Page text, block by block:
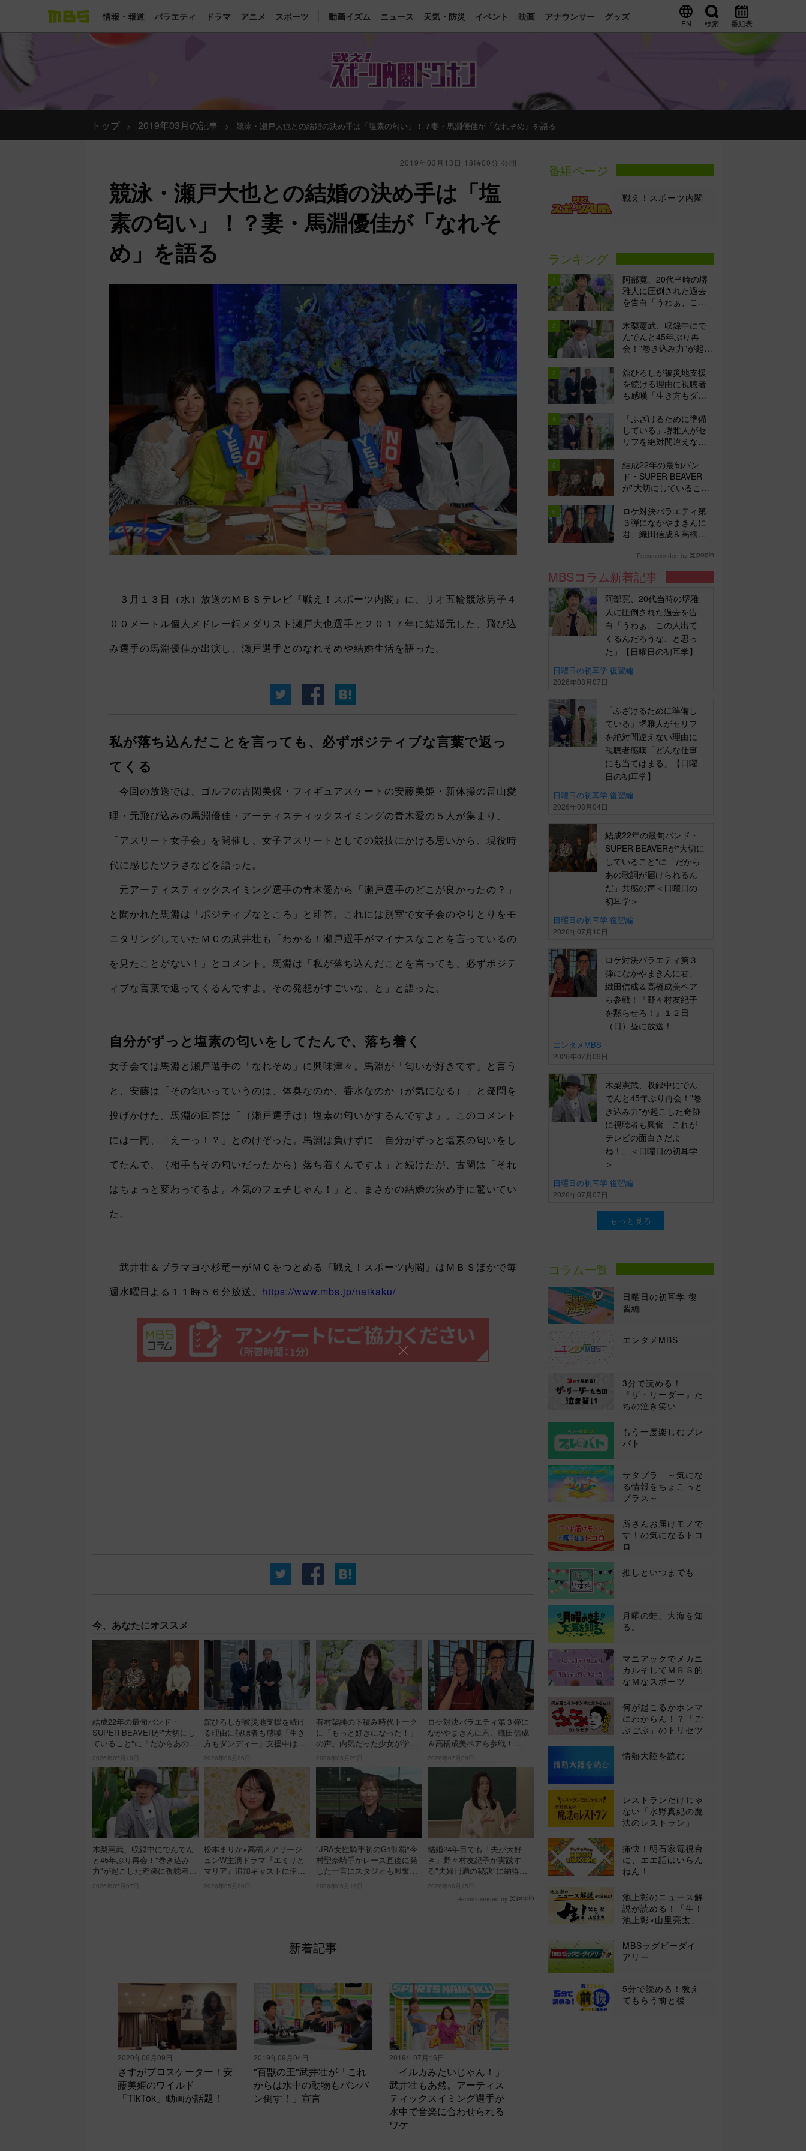
情報・報道 バラエティ ドラマ アニメ スポーツ 動画イズム ニュース 天気・防災 イベント 映画 アナウンサー グッズ
EN 検索 番組表
トップ 2019年03月の記事 競泳・瀬戸大也との結婚の決め手は「塩素の匂い」！？妻・馬淵優佳が「なれそめ」を語る
2019年03月13日 18時00分 公開
競泳・瀬戸大也との結婚の決め手は「塩
素の匂い」！？妻・馬淵優佳が「なれそ
め」を語る
３月１３日（水）放送のＭＢＳテレビ『戦え！スポーツ内閣』に、リオ五輪競泳男子４
００メートル個人メドレー銅メダリスト瀬戸大也選手と２０１７年に結婚元した、飛び込
み選手の馬淵優佳が出演し、瀬戸選手とのなれそめや結婚生活を語った。
私が落ち込んだことを言っても、必ずポジティブな言葉で返っ
てくる
今回の放送では、ゴルフの古閑美保・フィギュアスケートの安藤美姫・新体操の畠山愛
理・元飛び込みの馬淵優佳・アーティスティックスイミングの青木愛の５人が集まり、
「アスリート女子会」を開催し、女子アスリートとしての競技にかける思いから、現役時
代に感じたツラさなどを語った。
元アーティスティックスイミング選手の青木愛から「瀬戸選手のどこが良かったの？」
と聞かれた馬淵は「ポジティブなところ」と即答。これには別室で女子会のやりとりをモ
ニタリングしていたＭＣの武井壮も「わかる！瀬戸選手がマイナスなことを言っているの
を見たことがない！」とコメント。馬淵は「私が落ち込んだことを言っても、必ずポジテ
ィブな言葉で返ってくるんですよ。その発想がすごいな、と」と語った。
自分がずっと塩素の匂いをしてたんで、落ち着く
女子会では馬淵と瀬戸選手の「なれそめ」に興味津々。馬淵が「匂いが好きです」と言う
と、安藤は「その匂いっていうのは、体臭なのか、香水なのか（が気になる）」と疑問を
投げかけた。馬淵の回答は「（瀬戸選手は）塩素の匂いがするんですよ」。このコメント
には一同、「えーっ！？」とのけぞった。馬淵は負けずに「自分がずっと塩素の匂いをし
てたんで、（相手もその匂いだったから）落ち着くんですよ」と続けたが、古閑は「それ
はちょっと変わってるよ。本気のフェチじゃん！」と、まさかの結婚の決め手に驚いてい
た。
武井壮＆ブラマヨ小杉竜一がＭＣをつとめる『戦え！スポーツ内閣』はＭＢＳほかで毎
週水曜日よる１１時５６分放送。 https://www.mbs.jp/naikaku/
今、あなたにオススメ
結成22年の最旬バンド・
SUPER BEAVERが"大切にし
ていること"に「だからあの歌
詞が届けられるんだ」共感の
声＜日曜日の初耳学＞
2026年07月10日
舘ひろしが被災地支援を続け
る理由に視聴者も感嘆「生き
方もダンディー」支援中は風
呂にも入らず寝袋で寝泊まり
【日曜日の初耳学】
2026年06月26日
有村架純の下積み時代トーク
に「もっと好きになった！」
の声。内気だった少女が学ん
だ"感情の爆発"と"内側から役
を作ること"【日曜日の初耳
学】
2026年05月20日
ロケ対決バラエティ第３弾に
なかやまきんに君、織田信成
＆高橋成美ペアら参戦！
『野々村友紀子を黙らせ
ろ！』１２日（日）昼に放
2026年07月09日
木梨憲武、収録中にでんでん
と45年ぶり再会！"巻き込み
力"が起こした奇跡に視聴者も
興奮「これがテレビの面白さ
だよね！」＜日曜日の初耳学
2026年07月07日
松本まりか×高橋メアリージ
ュンW主演ドラマ『エミリと
マリア』追加キャストに伊藤
万理華が決定！
2026年05月20日
"JRA女性騎手初のG1制覇"今
村聖奈騎手がレース直後に発
した一言にスタジオも興奮
「これはしびれる！」＜日曜
日の初耳学＞
2026年06月19日
結婚24年目でも「夫が大好
き」野々村友紀子が実践す
る"夫婦円満の秘訣"に納得の
声「ほんとにその通り！」＜
日曜日の初耳学＞
2026年06月15日
Recommended by
新着記事
2020年06月09日
さすがプロスケーター！安
藤美姫のワイルド
「TikTok」動画が話題！
2019年09月04日
"百獣の王"武井壮が「これ
からは水中の動物もバンバ
ン倒す！」宣言
2019年07月16日
「イルカみたいじゃん！」
武井壮もあ然。アーティス
ティックスイミング選手が
水中で音楽に合わせられる
ワケ
番組ページ
戦え！スポーツ内閣
ランキング
阿部寛、20代当時の堺
雅人に圧倒された過去
を告白「うわぁ、この
な、と思った」【日曜
日の初耳学】
木梨憲武、収録中にで
んでんと45年ぶり再
会！"巻き込み力"が起こ
奮「これがテレビの面
白さだよね！」＜日曜
日の初耳学＞
舘ひろしが被災地支援
を続ける理由に視聴者
も感嘆「生き方もダン
にも入らず寝袋で寝泊
まり【日曜日の初耳
学】
「ふざけるために準備
している」堺雅人がセ
リフを絶対間違えない
んな仕事にも当てはま
る」【日曜日の初耳
学】
結成22年の最旬バン
ド・SUPER BEAVER
が"大切にしているこ
が届けられるんだ」共
感の声＜日曜日の初耳
学＞
ロケ対決バラエティ第
３弾になかやまきんに
君、織田信成＆高橋成
村友紀子を黙らせ
に放送！
Recommended by
MBSコラム新着記事
阿部寛、20代当時の堺雅
人に圧倒された過去を告
白「うわぁ、この人出て
くるんだろうな、と思っ
た」【日曜日の初耳学】
日曜日の初耳学 復習編
2026年08月07日
「ふざけるために準備し
ている」堺雅人がセリフ
を絶対間違えない理由に
視聴者感嘆「どんな仕事
にも当てはまる」【日曜
日の初耳学】
日曜日の初耳学 復習編
2026年08月04日
結成22年の最旬バンド・
SUPER BEAVERが"大切に
していること"に「だから
あの歌詞が届けられるん
だ」共感の声＜日曜日の
初耳学＞
日曜日の初耳学 復習編
2026年07月10日
ロケ対決バラエティ第３
弾になかやまきんに君、
織田信成＆高橋成美ペア
ら参戦！『野々村友紀子
を黙らせろ！』１２日
（日）昼に放送！
エンタメMBS
2026年07月09日
木梨憲武、収録中にでん
でんと45年ぶり再会！"巻
き込み力"が起こした奇跡
に視聴者も興奮「これが
テレビの面白さだよ
ね！」＜日曜日の初耳学
＞
日曜日の初耳学 復習編
2026年07月07日
もっと見る
コラム一覧
日曜日の初耳学 復
習編
エンタメMBS
3分で読める！
『ザ・リーダー』た
ちの泣き笑い
もう一度楽しむプレ
バト
サタプラ ～気にな
る情報をちょこっと
プラス～
所さんお届けモノで
す！の気になるトコ
ロ
推しといつまでも
月曜の蛙、大海を知
る。
マニアックでメカニ
カルそしてＭＢＳ的
なＭなスポーツ
何が起こるかホンマ
にわからん！？「ご
ぶごぶ」のトリセツ
情熱大陸を読む
レストランだけじゃ
ない「水野真紀の魔
法のレストラン」
痛快！明石家電視台
に、エエ話はいらん
ねん！
池上彰のニュース解
説が読める！「生！
池上彰×山里亮太」
MBSラグビーダイ
アリー
5分で読める！教え
てもらう前と後